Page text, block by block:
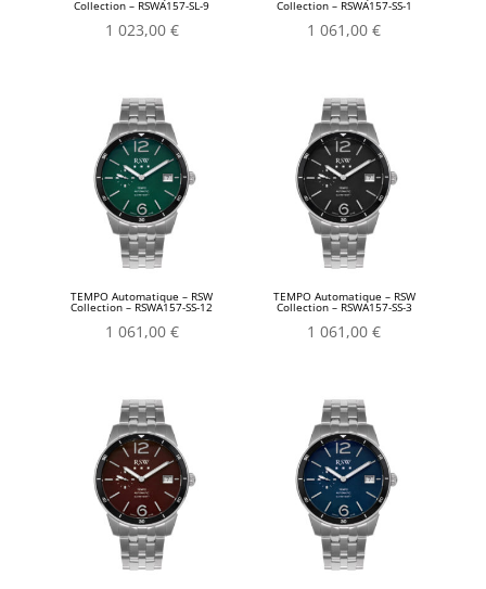
Collection – RSWA157-SL-9
1 023,00 €
Collection – RSWA157-SS-1
1 061,00€
TEMPO Automatique – RSW
Collection – RSWA157-SS-12
1 061,00 €
TEMPO Automatique – RSW
Collection – RSWA157-SS-3
1 061,00€